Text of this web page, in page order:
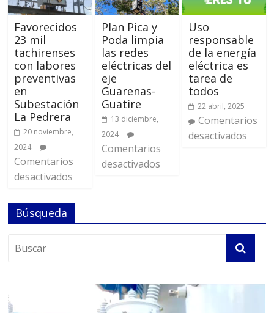
Favorecidos
23 mil
tachirenses
con labores
preventivas
en
Subestación
La Pedrera
20 noviembre,
2024
Comentarios
desactivados
Plan Pica y
Poda limpia
las redes
eléctricas del
eje
Guarenas-
Guatire
13 diciembre,
2024
Comentarios
desactivados
Uso
responsable
de la energía
eléctrica es
tarea de
todos
22 abril, 2025
Comentarios
desactivados
Búsqueda